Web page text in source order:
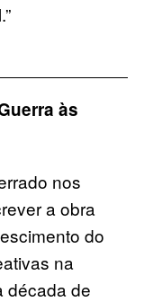
às
nos
a obra
do
na
década de